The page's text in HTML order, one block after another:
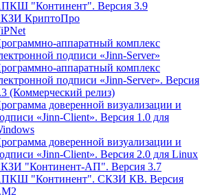
"Континент". Версия 3.9
КриптоПро
аппаратный комплекс
подписи «Jinn-Server»
аппаратный комплекс
подписи «Jinn-Server». Версия
(Коммерческий релиз)
доверенной визуализации и
«Jinn-Client». Версия 1.0 для
доверенной визуализации и
«Jinn-Client». Версия 2.0 для Linux
"Континент-АП". Версия 3.7
"Континент". СКЗИ КВ. Версия